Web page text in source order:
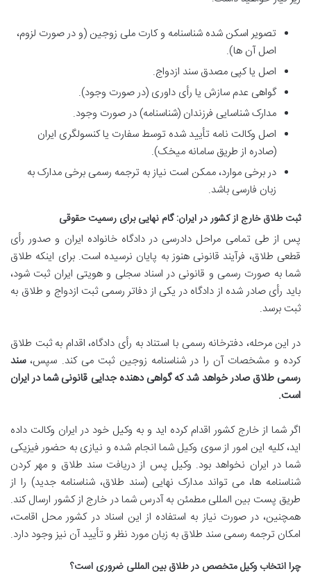
تصویر اسکن شده شناسنامه و کارت ملی زوجین (و در صورت لزوم،
اصل آن ها).
اصل یا کپی مصدق سند ازدواج.
گواهی عدم سازش یا رأی داوری (در صورت وجود).
مدارک شناسایی فرزندان (شناسنامه) در صورت وجود.
اصل وکالت نامه تأیید شده توسط سفارت یا کنسولگری ایران
(صادره از طریق سامانه میخک).
در برخی موارد، ممکن است نیاز به ترجمه رسمی برخی مدارک به
زبان فارسی باشد.
ثبت طلاق خارج از کشور در ایران: گام نهایی برای رسمیت حقوقی
پس از طی تمامی مراحل دادرسی در دادگاه خانواده ایران و صدور رأی
قطعی طلاق، فرآیند قانونی هنوز به پایان نرسیده است. برای اینکه طلاق
شما به صورت رسمی و قانونی در اسناد سجلی و هویتی ایران ثبت شود،
باید رأی صادر شده از دادگاه در یکی از دفاتر رسمی ثبت ازدواج و طلاق به
ثبت برسد.
در این مرحله، دفترخانه رسمی با استناد به رأی دادگاه، اقدام به ثبت طلاق
کرده و مشخصات آن را در شناسنامه زوجین ثبت می کند. سپس،سند
رسمی طلاق صادر خواهد شد که گواهی دهنده جدایی قانونی شما در ایران
است.
اگر شما از خارج کشور اقدام کرده اید و به وکیل خود در ایران وکالت داده
اید، کلیه این امور از سوی وکیل شما انجام شده و نیازی به حضور فیزیکی
شما در ایران نخواهد بود. وکیل پس از دریافت سند طلاق و مهر کردن
شناسنامه ها، می تواند مدارک نهایی (سند طلاق، شناسنامه جدید) را از
طریق پست بین المللی مطمئن به آدرس شما در خارج از کشور ارسال کند.
همچنین، در صورت نیاز به استفاده از این اسناد در کشور محل اقامت،
امکان ترجمه رسمی سند طلاق به زبان مورد نظر و تأیید آن نیز وجود دارد.
چرا انتخاب وکیل متخصص در طلاق بین المللی ضروری است؟